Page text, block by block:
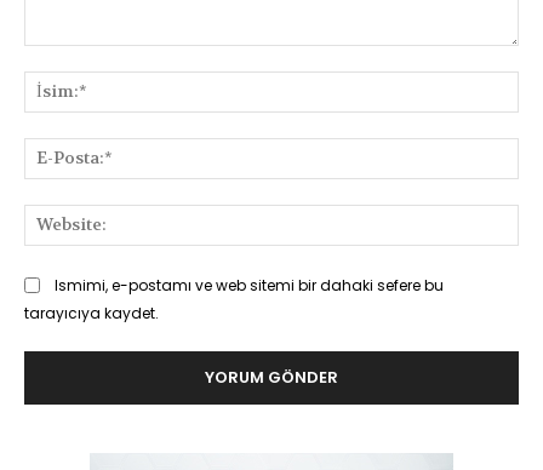
Ismimi, e-postamı ve web sitemi bir dahaki sefere bu
tarayıcıya kaydet.